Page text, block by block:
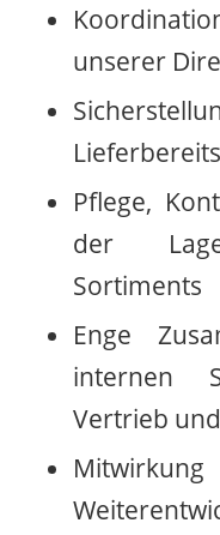
unserer
Pflege,
der
Sortiments
Enge
internen
Vertrieb